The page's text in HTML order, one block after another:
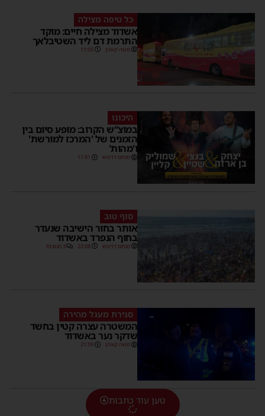
כל טיפה מצילה
אשדוד מצילה חיים: מוקד
התרמת דם ליד השטיבלאך
משה קאהן 11:05
היכונו
במוצ”ש הקרוב: מופע סיום בין
הזמנים של 'המרכז למורשת'
ו'מהות'
מנחם דויטש 11:01
סוף טוב
אותר בחור הישיבה שנעדר
בחוף הנפרד באשדוד
מנחם דויטש 22:08 3 תגובות
סגירת מעגל מהירה
המשטרה עצרה קטין בחשד
שדקר נער באשדוד
משה קאהן 21:59
טען עוד כתבות